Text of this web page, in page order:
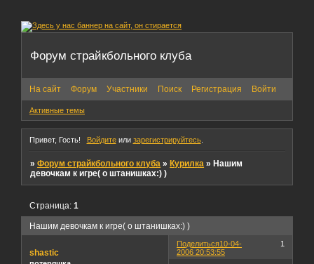
Форум страйкбольного клуба
На сайт Форум Участники Поиск Регистрация Войти
Активные темы
Привет, Гость! Войдитеили зарегистрируйтесь.
»Форум страйкбольного клуба »Курилка »Нашим
девочкам к игре( о штанишках:) )
Нашим девочкам к игре( о штанишках:) )
Страница:1
Поделиться 1
10-04-
2006 20:53:55
shastic